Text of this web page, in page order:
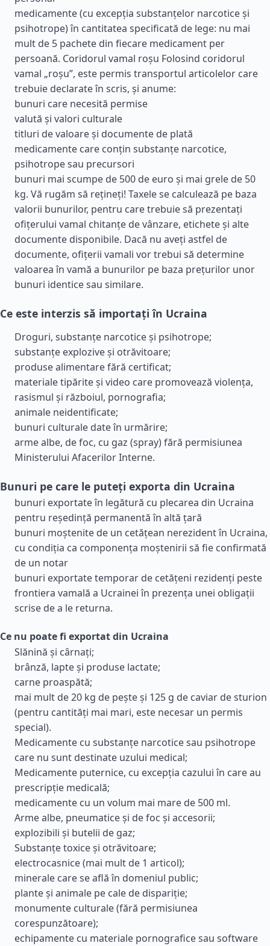
medicamente (cu excepția substanțelor narcotice și
psihotrope) în cantitatea specificată de lege: nu mai
mult de 5 pachete din fiecare medicament per
persoană. Coridorul vamal roșu Folosind coridorul
vamal „roșu”, este permis transportul articolelor care
trebuie declarate în scris, și anume:
bunuri care necesită permise
valută și valori culturale
titluri de valoare și documente de plată
medicamente care conțin substanțe narcotice,
psihotrope sau precursori
bunuri mai scumpe de 500 de euro și mai grele de 50
kg. Vă rugăm să rețineți! Taxele se calculează pe baza
valorii bunurilor, pentru care trebuie să prezentați
ofițerului vamal chitanțe de vânzare, etichete și alte
documente disponibile. Dacă nu aveți astfel de
documente, ofițerii vamali vor trebui să determine
valoarea în vamă a bunurilor pe baza prețurilor unor
bunuri identice sau similare.
Ce este interzis să importați în Ucraina
Droguri, substanțe narcotice și psihotrope;
substanțe explozive și otrăvitoare;
produse alimentare fără certificat;
materiale tipărite și video care promovează violența,
rasismul și războiul, pornografia;
animale neidentificate;
bunuri culturale date în urmărire;
arme albe, de foc, cu gaz (spray) fără permisiunea
Ministerului Afacerilor Interne.
Bunuri pe care le puteți exporta din Ucraina
bunuri exportate în legătură cu plecarea din Ucraina
pentru reședință permanentă în altă țară
bunuri moștenite de un cetățean nerezident în Ucraina,
cu condiția ca componența moștenirii să fie confirmată
de un notar
bunuri exportate temporar de cetățeni rezidenți peste
frontiera vamală a Ucrainei în prezența unei obligații
scrise de a le returna.
Ce nu poate fi exportat din Ucraina
Slănină și cârnați;
brânză, lapte și produse lactate;
carne proaspătă;
mai mult de 20 kg de pește și 125 g de caviar de sturion
(pentru cantități mai mari, este necesar un permis
special).
Medicamente cu substanțe narcotice sau psihotrope
care nu sunt destinate uzului medical;
Medicamente puternice, cu excepția cazului în care au
prescripție medicală;
medicamente cu un volum mai mare de 500 ml.
Arme albe, pneumatice și de foc și accesorii;
explozibili și butelii de gaz;
Substanțe toxice și otrăvitoare;
electrocasnice (mai mult de 1 articol);
minerale care se află în domeniul public;
plante și animale pe cale de dispariție;
monumente culturale (fără permisiunea
corespunzătoare);
echipamente cu materiale pornografice sau software